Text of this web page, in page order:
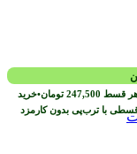
قسط 247,500 تومان•خرید
با ترب‌پی بدون کارمزد